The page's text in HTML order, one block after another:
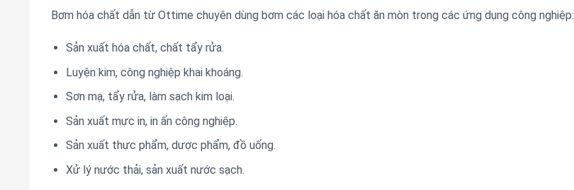
Bơm hóa chất dẫn từ Ottime chuyên dùng bơm các loại hóa chất ăn mòn trong các ứng dụng công nghiệp:
Sản xuất hóa chất, chất tẩy rửa.
Luyện kim, công nghiệp khai khoáng.
Sơn mạ, tẩy rửa, làm sạch kim loại.
Sản xuất mực in, in ấn công nghiệp.
Sản xuất thực phẩm, dược phẩm, đồ uống.
Xử lý nước thải, sản xuất nước sạch.